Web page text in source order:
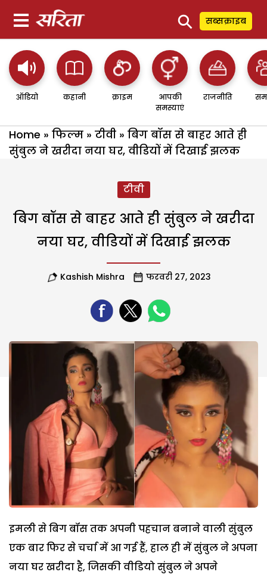
⚲ सब्सक्राइब
ऑडियो कहानी क्राइम
आपकी
समस्याएं
राजनीति
Home » फिल्म » टीवी » बिग बॉस से बाहर आते ही
सुंबुल ने खरीदा नया घर, वीडियों में दिखाई झलक
टीवी
बिग बॉस से बाहर आते ही सुंबुल ने खरीदा
नया घर, वीडियों में दिखाई झलक
Kashish Mishra फरवरी 27, 2023
इमली से बिग बॉस तक अपनी पहचान बनाने वाली सुंबुल
एक बार फिर से चर्चा में आ गई हैं, हाल ही में सुंबुल ने अपना
नया घर खरीदा है, जिसकी वीडियो सुंबुल ने अपने